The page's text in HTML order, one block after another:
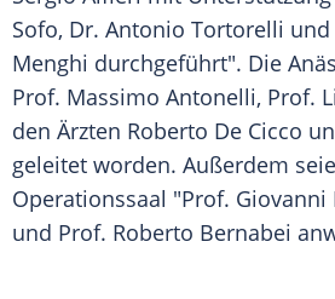
Sofo, Dr. Antonio Tortorelli und
Menghi durchgeführt". Die
Prof. Massimo Antonelli, Prof.
den Ärzten Roberto De Cicco
geleitet worden. Außerdem
Operationssaal "Prof. Giovanni
und Prof. Roberto Bernabei